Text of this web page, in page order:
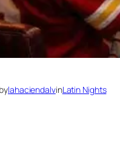
lahaciendalvinLatin Nights